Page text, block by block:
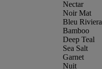
Nectar
Noir Mat
Bleu Riviera
Bamboo
Deep Teal
Sea Salt
Garnet
Nuit